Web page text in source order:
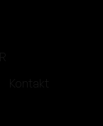
Kontakt